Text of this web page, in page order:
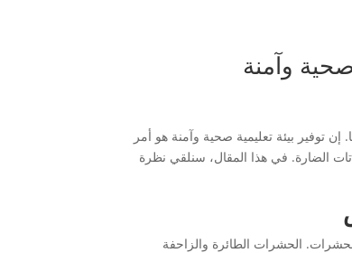
وآمنة
توفير بيئة تعليمية صحية وآمنة هو أمر
الضارة. في هذا المقال، سنلقي نظرة
الحشرات الطائرة والزاحفة